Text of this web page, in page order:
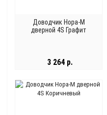
Доводчик Нора-М
дверной 4S Графит
3 264 р.